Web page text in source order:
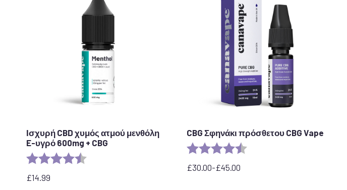
Ισχυρή CBD χυμός ατμού μενθόλη
E-υγρό 600mg + CBG
Αξιολόγηση:
£14.99
CBG Σφηνάκι πρόσθετου CBG Vape
Αξιολόγηση:
£30.00-£45.00
Εύρος